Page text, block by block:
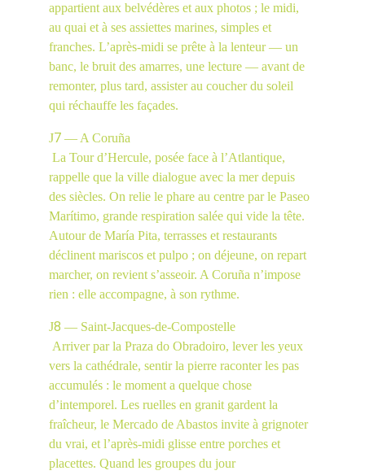
appartient aux belvédères et aux photos ; le midi,
au quai et à ses assiettes marines, simples et
franches. L’après-midi se prête à la lenteur — un
banc, le bruit des amarres, une lecture — avant de
remonter, plus tard, assister au coucher du soleil
qui réchauffe les façades.
J7 — A Coruña
rappelle que la ville dialogue avec la mer depuis
des siècles. On relie le phare au centre par le Paseo
Marítimo, grande respiration salée qui vide la tête.
Autour de María Pita, terrasses et restaurants
déclinent mariscos et pulpo ; on déjeune, on repart
marcher, on revient s’asseoir. A Coruña n’impose
rien : elle accompagne, à son rythme.
J8 — Saint-Jacques-de-Compostelle
vers la cathédrale, sentir la pierre raconter les pas
accumulés : le moment a quelque chose
d’intemporel. Les ruelles en granit gardent la
fraîcheur, le Mercado de Abastos invite à grignoter
du vrai, et l’après-midi glisse entre porches et
placettes. Quand les groupes du jour